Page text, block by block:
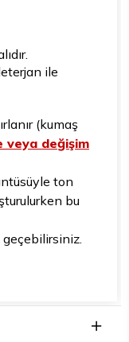
ile
(kumaş
veya değişim
ton
bu